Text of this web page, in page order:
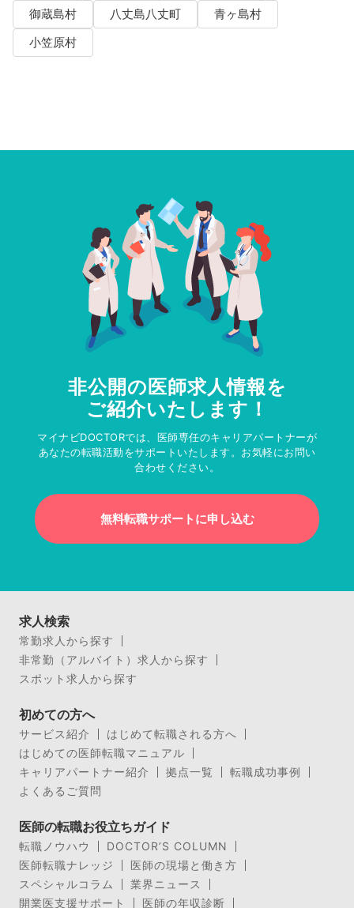
御蔵島村
八丈島八丈町
青ヶ島村
小笠原村
非公開の医師求人情報を
ご紹介いたします！
マイナビDOCTORでは、医師専任のキャリアパートナーが
あなたの転職活動をサポートいたします。お気軽にお問い
合わせください。
無料転職サポートに申し込む
求人検索
常勤求人から探す
非常勤（アルバイト）求人から探す
スポット求人から探す
初めての方へ
サービス紹介
はじめて転職される方へ
はじめての医師転職マニュアル
キャリアパートナー紹介
拠点一覧
転職成功事例
よくあるご質問
医師の転職お役立ちガイド
転職ノウハウ
DOCTOR’S COLUMN
医師転職ナレッジ
医師の現場と働き方
スペシャルコラム
業界ニュース
開業医支援サポート
医師の年収診断